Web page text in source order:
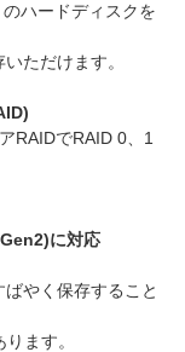
ハードディスクを
ただけます。
RAIDでRAID 0、1
に対応
やく保存すること
ます。